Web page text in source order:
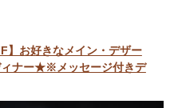
】お好きなメイン・デザー
ィナー★※メッセージ付きデ